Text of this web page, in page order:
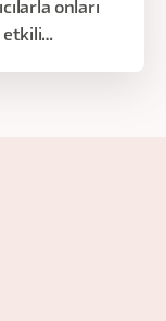
onları
etkili